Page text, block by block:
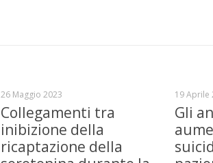
26 Maggio 2023
Collegamenti tra
inibizione della
ricaptazione della
19 Aprile
Gli